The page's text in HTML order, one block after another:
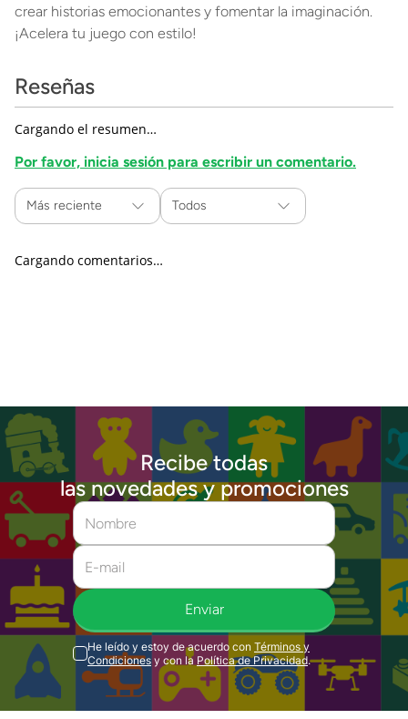
crear historias emocionantes y fomentar la imaginación.
¡Acelera tu juego con estilo!
Reseñas
Cargando el resumen…
Por favor, inicia sesión para escribir un comentario.
Más reciente Todos
Cargando comentarios…
Recibe todas
las novedades y promociones
Enviar
He leído y estoy de acuerdo con Términos y
Condiciones y con la Política de Privacidad.